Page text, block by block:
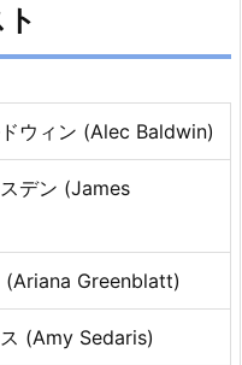
ウィン (Alec Baldwin)
デン (James
(Ariana Greenblatt)
(Amy Sedaris)